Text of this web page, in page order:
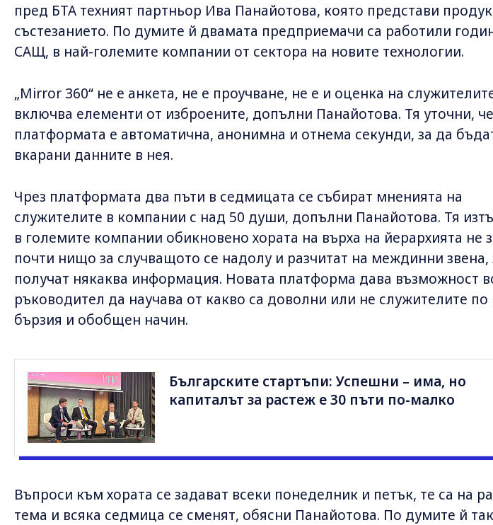
пред БТА техният партньор Ива Панайотова, която представи
състезанието. По думите й двамата предприемачи са работили
САЩ, в най-големите компании от сектора на новите технологии.
„Mirror 360“ не е анкета, не е проучване, не е и оценка на
включва елементи от изброените, допълни Панайотова. Тя уточни, че
платформата е автоматична, анонимна и отнема секунди, за да
вкарани данните в нея.
Чрез платформата два пъти в седмицата се събират мненията на
служителите в компании с над 50 души, допълни Панайотова. Тя
в големите компании обикновено хората на върха на йерархията не
почти нищо за случващото се надолу и разчитат на междинни звена,
получат някаква информация. Новата платформа дава възможност
ръководител да научава от какво са доволни или не служителите по
бързия и обобщен начин.
Българските стартъпи: Успешни – има, но
капиталът за растеж е 30 пъти по-малко
Въпроси към хората се задават всеки понеделник и петък, те са на
тема и всяка седмица се сменят, обясни Панайотова. По думите й